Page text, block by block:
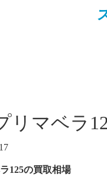
リマベラ
17
125の買取相場